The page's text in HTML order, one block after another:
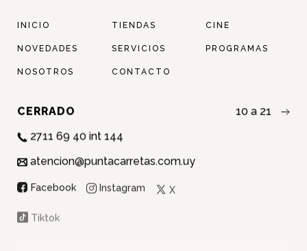
INICIO TIENDAS CINE
NOVEDADES SERVICIOS PROGRAMAS
NOSOTROS CONTACTO
CERRADO
10 a 21
2711 69 40 int 144
atencion@puntacarretas.com.uy
Facebook Instagram X
Tiktok
APELLIDO: